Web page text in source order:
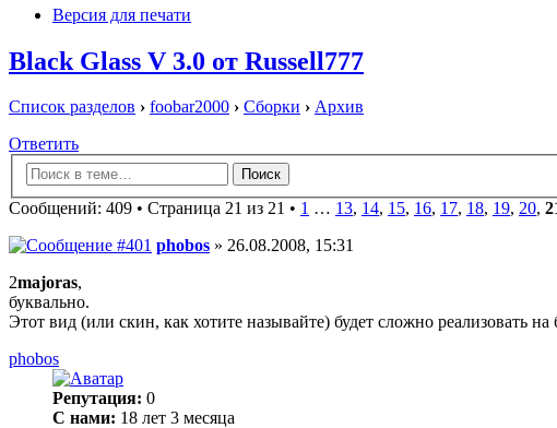
Версия для печати
Black Glass V 3.0 от Russell777
Список разделов › foobar2000 › Сборки › Архив
Ответить
Сообщений: 409 • Страница 21 из 21 • 1 … 13, 14, 15, 16, 17, 18, 19, 20,
phobos » 26.08.2008, 15:31
2majoras,
буквально.
Этот вид (или скин, как хотите называйте) будет сложно реализовать
phobos
Репутация: 0
С нами: 18 лет 3 месяца